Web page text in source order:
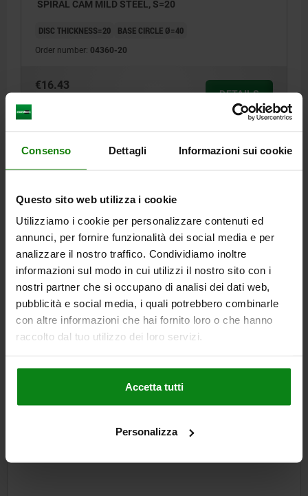
Consenso Dettagli Informazioni sui cookie
Questo sito web utilizza i cookie
Utilizziamo i cookie per personalizzare contenuti ed
annunci, per fornire funzionalità dei social media e per
analizzare il nostro traffico. Condividiamo inoltre
informazioni sul modo in cui utilizzi il nostro sito con i
nostri partner che si occupano di analisi dei dati web,
pubblicità e social media, i quali potrebbero combinarle
con altre informazioni che hai fornito loro o che hanno
raccolto dal tuo utilizzo dei loro servizi.
Accetta tutti
Personalizza
SPIRAL CAM MILD STEEL, S=20
DISC THICKNESS=20 BASE CIRCLE Ø=40
Order number: 04360-20
€16.43
DETAILS
CAD
DOWNLOADS
Other customers also bought
04350